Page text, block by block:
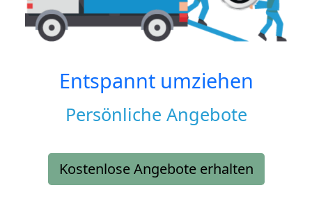
Entspannt umziehen
Persönliche Angebote
Kostenlose Angebote erhalten